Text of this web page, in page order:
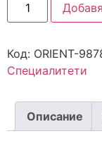
Код: ORIENT-
Специалитети
Описание